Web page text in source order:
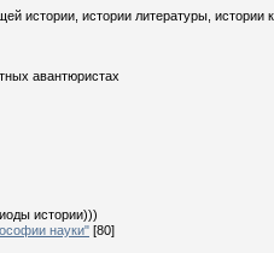
истории, истории литературы, истории
авантюристах
истории)))
науки" [80]